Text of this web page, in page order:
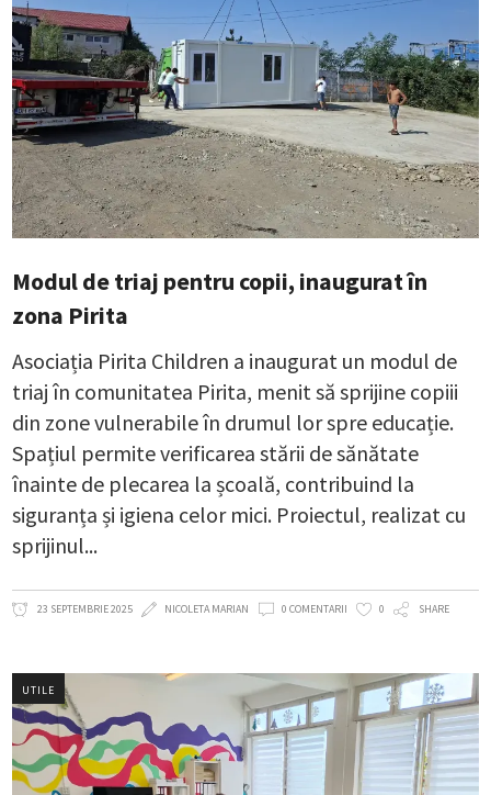
Modul de triaj pentru copii, inaugurat în
zona Pirita
Asociația Pirita Children a inaugurat un modul de
triaj în comunitatea Pirita, menit să sprijine copiii
din zone vulnerabile în drumul lor spre educație.
Spațiul permite verificarea stării de sănătate
înainte de plecarea la școală, contribuind la
siguranța și igiena celor mici. Proiectul, realizat cu
sprijinul
23 SEPTEMBRIE 2025 NICOLETA MARIAN 0 COMENTARII 0 SHARE
UTILE